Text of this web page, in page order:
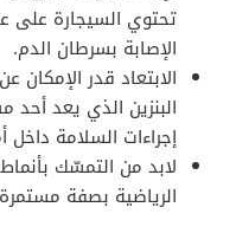
تحتوي السيجارة على
الإصابة بسرطان الدم.
الابتعاد قدر الإمكان
البنزين الذي يعد أحد
إجراءات السلامة داخل
لابد من التمسّك بأنماط
الرياضية بصفة